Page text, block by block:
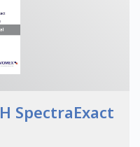
SpectraExact